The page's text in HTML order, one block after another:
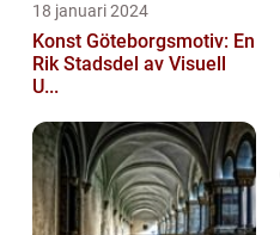
18 januari 2024
Konst Göteborgsmotiv: En
Rik Stadsdel av Visuell
U...